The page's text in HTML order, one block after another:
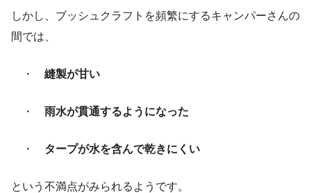
しかし、ブッシュクラフトを頻繁にするキャンパーさんの
間では、
・ 縫製が甘い
・ 雨水が貫通するようになった
・ タープが水を含んで乾きにくい
という不満点がみられるようです。